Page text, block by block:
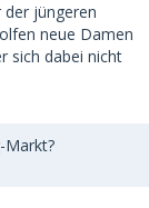
der jüngeren
neue Damen
sich dabei nicht
Markt?